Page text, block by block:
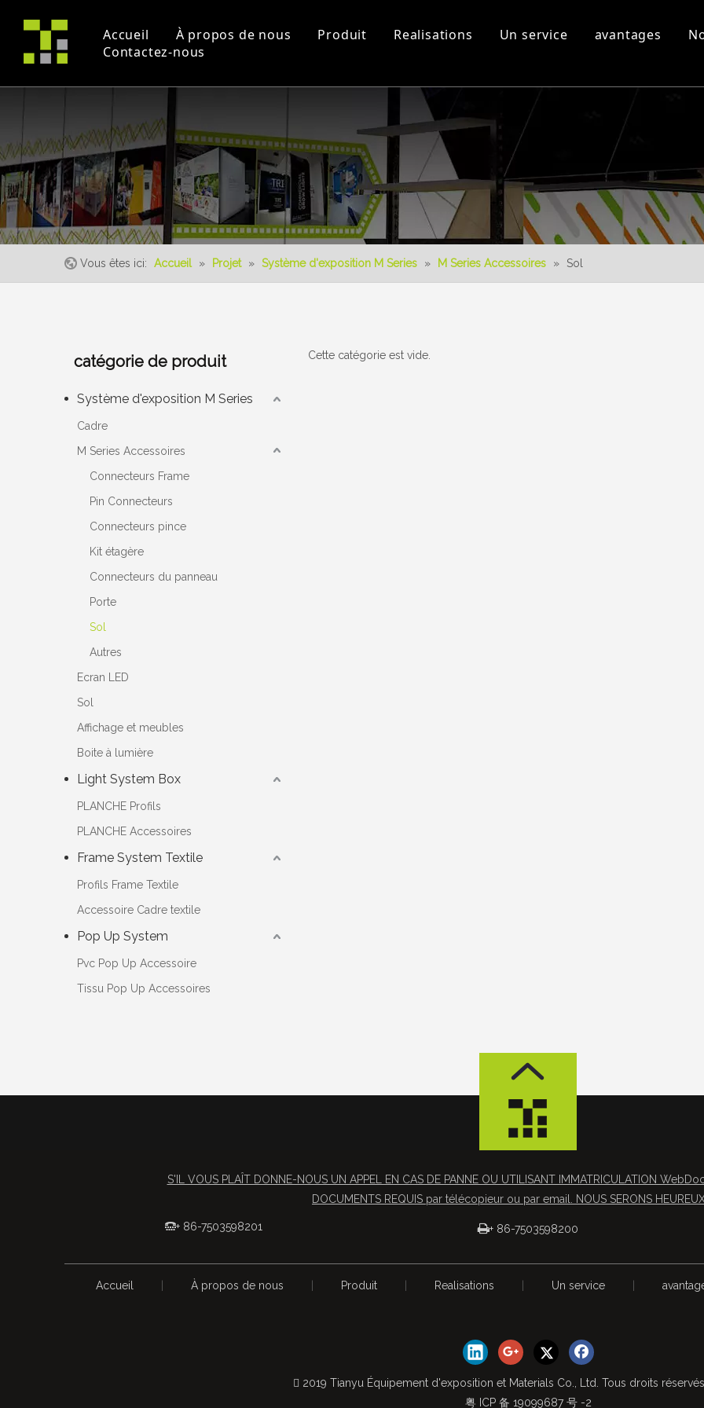
Accueil À propos de nous
Equipement d'atelier et
Produit
Vidéos 3D
Realisations Un service avantages
Nouveau produit
Contactez-nous
Vous êtes ici: Accueil » Projet » Système d'exposition M Series » M Series Accessoires » Sol
catégorie de produit
Système d'exposition M Series
Cadre
M Series Accessoires
Connecteurs Frame
Pin Connecteurs
Connecteurs pince
Kit étagère
Connecteurs du panneau
Porte
Sol
Autres
Ecran LED
Sol
Affichage et meubles
Boite à lumière
Light System Box
PLANCHE Profils
PLANCHE Accessoires
Frame System Textile
Profils Frame Textile
Accessoire Cadre textile
Pop Up System
Pvc Pop Up Accessoire
Tissu Pop Up Accessoires
Cette catégorie est vide.
S'IL VOUS PLAÎT DONNE-NOUS UN APPEL EN CAS DE PANNE OU UTILISANT IMMATRICULATION
DOCUMENTS REQUIS par télécopieur ou par email. NOUS SERONS
+ 86-7503598201 + 86-7503598200
Accueil À propos de nous Produit Realisations Un service
 2019 Tianyu Équipement d'exposition et Materials Co., Ltd. Tous droits réservés
粤 ICP 备 19099687 号 -2